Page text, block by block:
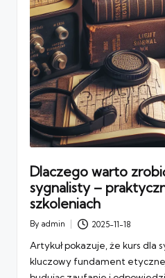
Dlaczego warto
sygnalisty –
szkoleniach
Posted
By admin 2025-11-18
Artykuł pokazuje, że kurs dla
kluczowy fundament